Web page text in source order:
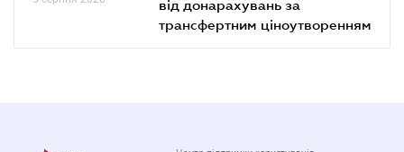
від донарахувань за
трансфертним ціноутворенням